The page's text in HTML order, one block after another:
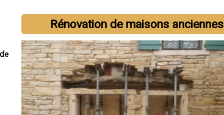
Rénovation de maisons anciennes